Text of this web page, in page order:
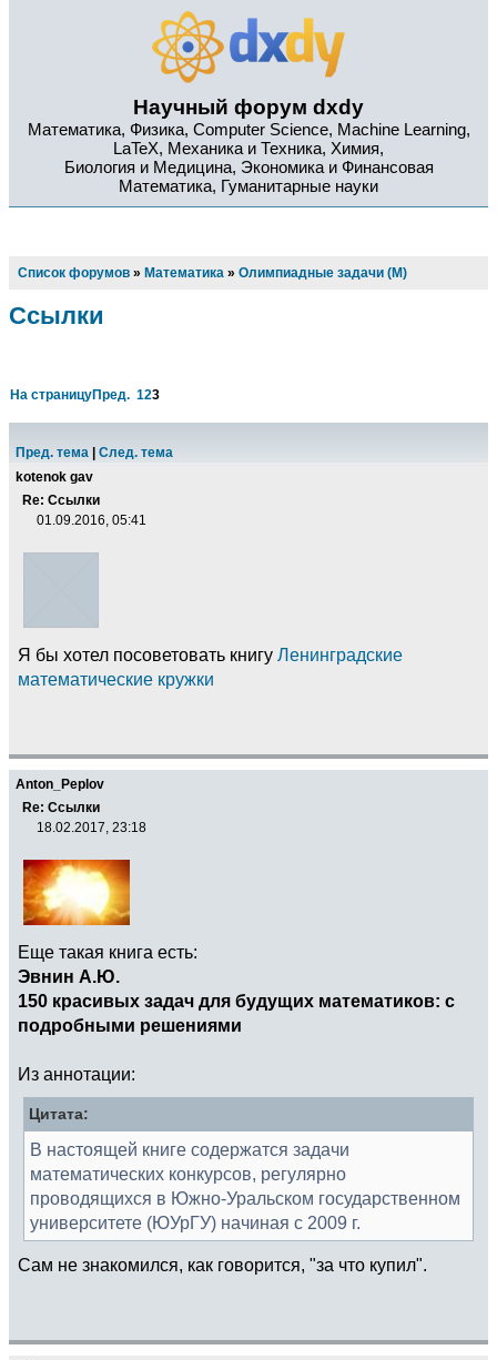
Научный форум dxdy
Математика, Физика, Computer Science, Machine Learning,
LaTeX, Механика и Техника, Химия,
Биология и Медицина, Экономика и Финансовая
Математика, Гуманитарные науки
Список форумов » Математика » Олимпиадные задачи (М)
Ссылки
На страницуПред. 123
Пред. тема
След. тема
kotenok gav
Re: Ссылки
01.09.2016, 05:41
Я бы хотел посоветовать книгу Ленинградские
математические кружки
Anton_Peplov
Re: Ссылки
18.02.2017, 23:18
Еще такая книга есть:
Эвнин А.Ю.
150 красивых задач для будущих математиков: с
подробными решениями
Из аннотации:
Цитата:
В настоящей книге содержатся задачи
математических конкурсов, регулярно
проводящихся в Южно-Уральском государственном
университете (ЮУрГУ) начиная с 2009 г.
Сам не знакомился, как говорится, "за что купил".